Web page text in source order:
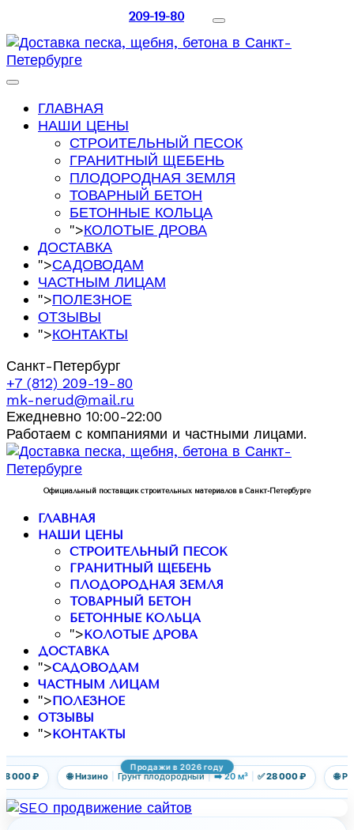
209-19-80
ГЛАВНАЯ
НАШИ ЦЕНЫ
СТРОИТЕЛЬНЫЙ ПЕСОК
ГРАНИТНЫЙ ЩЕБЕНЬ
ПЛОДОРОДНАЯ ЗЕМЛЯ
ТОВАРНЫЙ БЕТОН
БЕТОННЫЕ КОЛЬЦА
">КОЛОТЫЕ ДРОВА
ДОСТАВКА
">САДОВОДАМ
ЧАСТНЫМ ЛИЦАМ
">ПОЛЕЗНОЕ
ОТЗЫВЫ
">КОНТАКТЫ
Санкт-Петербург
+7 (812) 209-19-80
mk-nerud@mail.ru
Ежедневно 10:00-22:00
Работаем с компаниями и частными лицами.
Официальный поставщик строительных материалов в Санкт-Петербурге
ГЛАВНАЯ
НАШИ ЦЕНЫ
СТРОИТЕЛЬНЫЙ ПЕСОК
ГРАНИТНЫЙ ЩЕБЕНЬ
ПЛОДОРОДНАЯ ЗЕМЛЯ
ТОВАРНЫЙ БЕТОН
БЕТОННЫЕ КОЛЬЦА
">КОЛОТЫЕ ДРОВА
ДОСТАВКА
">САДОВОДАМ
ЧАСТНЫМ ЛИЦАМ
">ПОЛЕЗНОЕ
ОТЗЫВЫ
">КОНТАКТЫ
Продажи в 2026 году
000 ₽ 🌐 Низино | Грунт плодородный | ➡️ 20 м³ | ✅ 28 000 ₽ 🌐